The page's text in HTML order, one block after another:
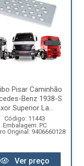
Pisar Caminhão
Benz 1938-S
Superior La...
Código: 11443
Embalagem: PC
Original: 9406660128
Ver preço